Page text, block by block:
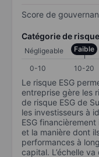
Score de
Catégorie de
Négligeable Faible
0-10
10-20
Le risque ESG
entreprise gère les
de risque ESG de
les investisseurs à
ESG
et la manière dont
performances à
capital. L’échelle